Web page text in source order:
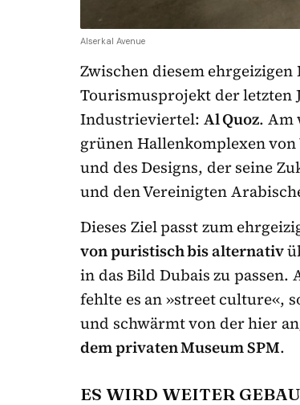
Alserkal Avenue
Zwischen diesem
Tourismusprojekt der letzten
Industrieviertel: Al Quoz. Am
grünen Hallenkomplexen
und des Designs, der seine
und den Vereinigten
Dieses Ziel passt zum
von puristisch bis alternativ
in das Bild Dubais zu
fehlte es an »street culture«,
und schwärmt von der hier
dem privaten Museum SPM.
ES WIRD WEITER